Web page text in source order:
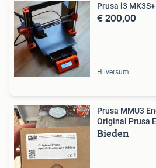
Prusa i3
€ 200,00
Hilversum
Prusa MMU3
Original Prusa
Bieden